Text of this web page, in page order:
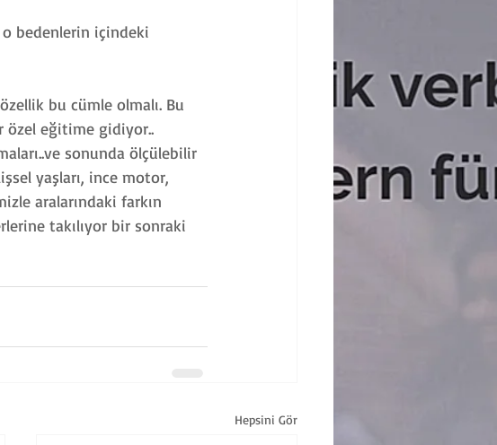
o bedenlerin içindeki
bu cümle olmalı. Bu
özel eğitime gidiyor..
sonunda ölçülebilir
yaşları, ince motor,
aralarındaki farkın
takılıyor bir sonraki
Hepsini Gör